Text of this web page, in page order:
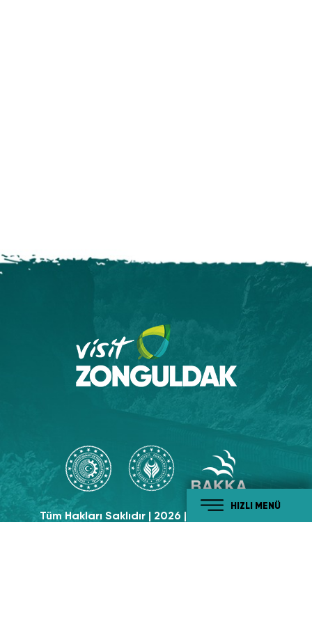
HIZLI MENÜ
Tüm Hakları Saklıdır | 2026 | Visit Zonguldak